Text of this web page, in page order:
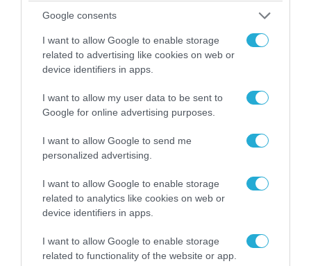
Google consents
I want to allow Google to enable storage
related to advertising like cookies on web or
device identifiers in apps.
I want to allow my user data to be sent to
Google for online advertising purposes.
I want to allow Google to send me
personalized advertising.
I want to allow Google to enable storage
related to analytics like cookies on web or
device identifiers in apps.
I want to allow Google to enable storage
related to functionality of the website or app.
06.08.2026 | 09:02
ΗΠΑ: Το τελευταίο μήνυμα της μητέρας στον
πρώην σύζυγό της πριν από τη δολοφονία των
4 παιδιών τους – «Έχουν ίωση»